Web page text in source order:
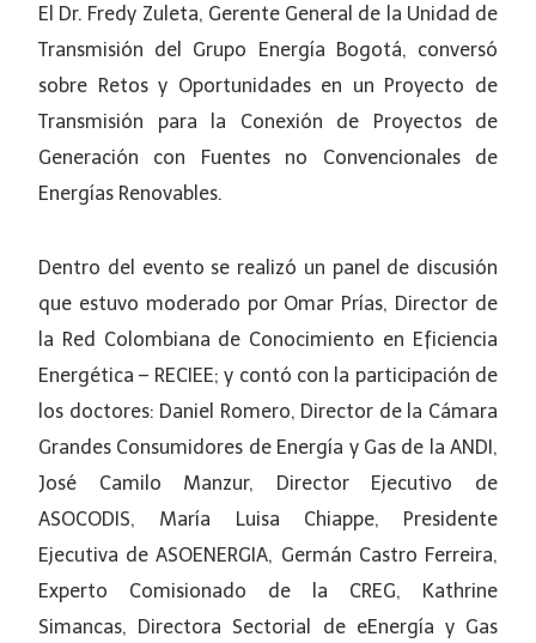
El Dr. Fredy Zuleta, Gerente General de la Unidad de
Transmisión del Grupo Energía Bogotá, conversó
sobre Retos y Oportunidades en un Proyecto de
Transmisión para la Conexión de Proyectos de
Generación con Fuentes no Convencionales de
Energías Renovables.
Dentro del evento se realizó un panel de discusión
que estuvo moderado por Omar Prías, Director de
la Red Colombiana de Conocimiento en Eficiencia
Energética – RECIEE; y contó con la participación de
los doctores: Daniel Romero, Director de la Cámara
Grandes Consumidores de Energía y Gas de la ANDI,
José Camilo Manzur, Director Ejecutivo de
ASOCODIS, María Luisa Chiappe, Presidente
Ejecutiva de ASOENERGIA, Germán Castro Ferreira,
Experto Comisionado de la CREG, Kathrine
Simancas, Directora Sectorial de eEnergía y Gas